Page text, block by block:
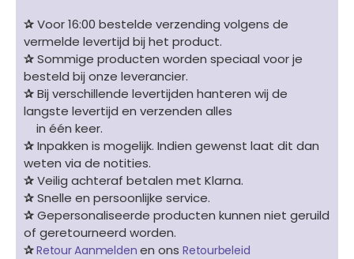
✰Voor 16:00 bestelde verzending volgens de
vermelde levertijd bij het product.
✰Sommige producten worden speciaal voor je
besteld bij onze leverancier.
✰Bij verschillende levertijden hanteren wij de
langste levertijd en verzenden alles
in één keer.
✰Inpakken is mogelijk. Indien gewenst laat dit dan
weten via de notities.
✰Veilig achteraf betalen met Klarna.
✰Snelle en persoonlijke service.
✰Gepersonaliseerde producten kunnen niet geruild
of geretourneerd worden.
✰Retour Aanmelden en ons Retourbeleid